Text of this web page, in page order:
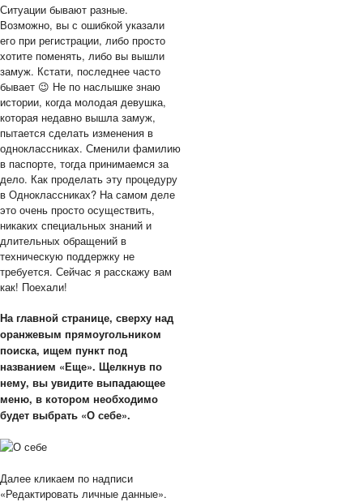
Ситуации бывают разные.
Возможно, вы с ошибкой указали
его при регистрации, либо просто
хотите поменять, либо вы вышли
замуж. Кстати, последнее часто
бывает 😉 Не по наслышке знаю
истории, когда молодая девушка,
которая недавно вышла замуж,
пытается сделать изменения в
одноклассниках. Сменили фамилию
в паспорте, тогда принимаемся за
дело. Как проделать эту процедуру
в Одноклассниках? На самом деле
это очень просто осуществить,
никаких специальных знаний и
длительных обращений в
техническую поддержку не
требуется. Сейчас я расскажу вам
как! Поехали!
На главной странице, сверху над
оранжевым прямоугольником
поиска, ищем пункт под
названием «Еще». Щелкнув по
нему, вы увидите выпадающее
меню, в котором необходимо
будет выбрать «О себе».
Далее кликаем по надписи
«Редактировать личные данные».